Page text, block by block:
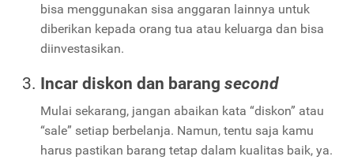
bisa menggunakan sisa anggaran lainnya untuk
diberikan kepada orang tua atau keluarga dan bisa
diinvestasikan.
Incar diskon dan barang second
Mulai sekarang, jangan abaikan kata “diskon” atau
“sale” setiap berbelanja. Namun, tentu saja kamu
harus pastikan barang tetap dalam kualitas baik, ya.